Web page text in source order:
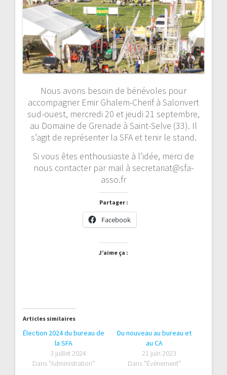
Nous avons besoin de bénévoles pour
accompagner Emir Ghalem-Cherif à Salonvert
sud-ouest, mercredi 20 et jeudi 21 septembre,
au Domaine de Grenade à Saint-Selve (33). Il
s’agit de représenter la SFA et tenir le stand.
Si vous êtes enthousiaste à l’idée, merci de
nous contacter par mail à secretariat@sfa-
asso.fr
Partager :
Facebook
J’aime ça :
Articles similaires
Élection 2024 du bureau de
la SFA
3 juillet 2024
Dans "Administration"
Du nouveau au bureau et
au CA
21 juin 2023
Dans "Événement"